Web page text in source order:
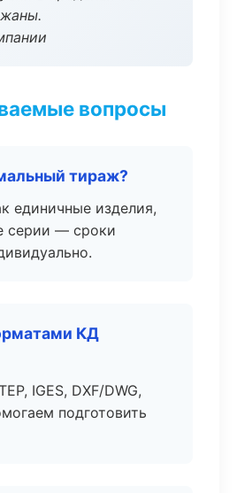
вопросы
тираж?
единичные изделия,
серии — сроки
КД
IGES, DXF/DWG,
подготовить